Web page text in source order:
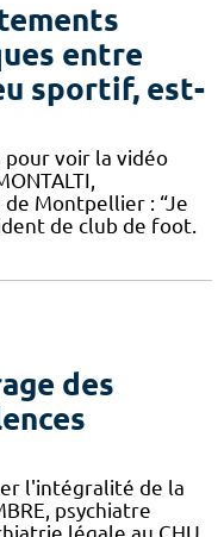
entre
sportif, est-
pour voir la vidéo
de Montpellier : “Je
de club de foot.
des
l'intégralité de la
psychiatre